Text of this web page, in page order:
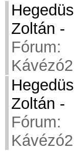
Hegedüs
Zoltán -
Fórum:
Kávézó2
Hegedüs
Zoltán -
Fórum:
Kávézó2